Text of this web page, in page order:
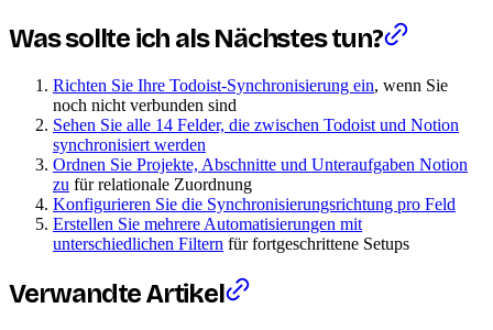
Was sollte ich als Nächstes tun?
Richten Sie Ihre Todoist-Synchronisierung ein, wenn Sie
noch nicht verbunden sind
Sehen Sie alle 14 Felder, die zwischen Todoist und Notion
synchronisiert werden
Ordnen Sie Projekte, Abschnitte und Unteraufgaben Notion
zu für relationale Zuordnung
Konfigurieren Sie die Synchronisierungsrichtung pro Feld
Erstellen Sie mehrere Automatisierungen mit
unterschiedlichen Filtern für fortgeschrittene Setups
Verwandte Artikel